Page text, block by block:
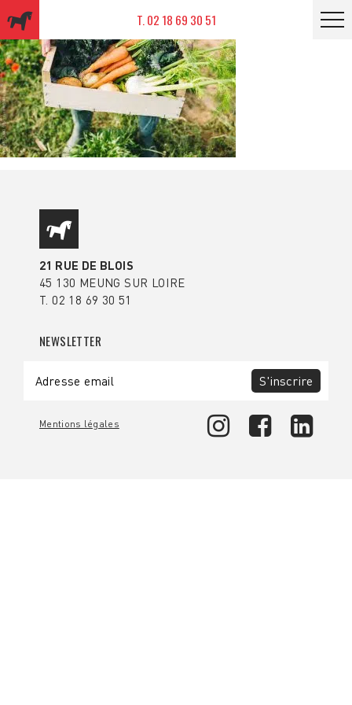
21 RUE DE BLOIS
45 130 MEUNG SUR LOIRE
T. 02 18 69 30 51
NEWSLETTER
S'inscrire
Mentions légales
T. 02 18 69 30 51